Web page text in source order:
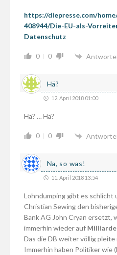
https://diepresse.com/
408944/Die-EU-als-
Datenschutz
0 0
Hä?
12. April 2018 01:00
Hä? … Hä?
0 0
Na, so was!
11. April 2018 13:54
Lohndumping gibt es schlicht
Christian Sewing den
Bank AG John Cryan ersetzt,
immerhin wieder auf
Das die DB weiter völlig
Immerhin haben Politiker wie